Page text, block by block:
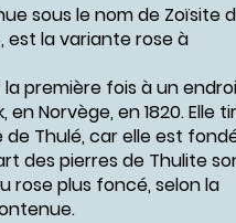
sous le nom de Zoïsite
est la variante rose à
première fois à un
Norvège, en 1820. Elle
Thulé, car elle est
des pierres de Thulite
rose plus foncé, selon la